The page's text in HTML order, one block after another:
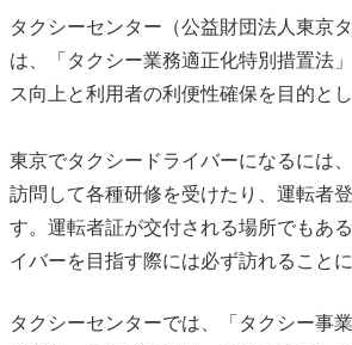
タクシーセンター（公益財団法人東京
は、「タクシー業務適正化特別措置法
ス向上と利用者の利便性確保を目的とし
東京でタクシードライバーになるには
訪問して各種研修を受けたり、運転者
す。運転者証が交付される場所でもあ
イバーを目指す際には必ず訪れることに
タクシーセンターでは、「タクシー事